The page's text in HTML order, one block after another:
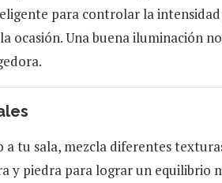
para controlar la
ocasión. Una buena iluminación
tu sala, mezcla diferentes
y piedra para lograr un equilibrio